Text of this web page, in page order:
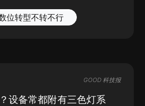
位转型不转不行
GOOD 科技报
设备常都附有三色灯系